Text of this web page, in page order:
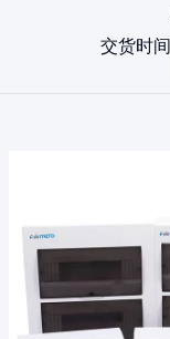
交货时间